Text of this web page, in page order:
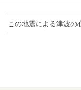
この地震による津波の